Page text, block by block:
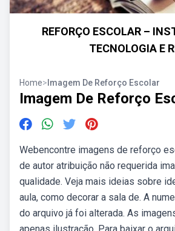
REFORÇO ESCOLAR –
TECNOLOGIA E
Home> Imagem De Reforço Escolar
Imagem De Reforço
Webencontre imagens de reforço
de autor atribuição não requerida
qualidade. Veja mais ideias sobre
aula, como decorar a sala de. A
do arquivo já foi alterada. As